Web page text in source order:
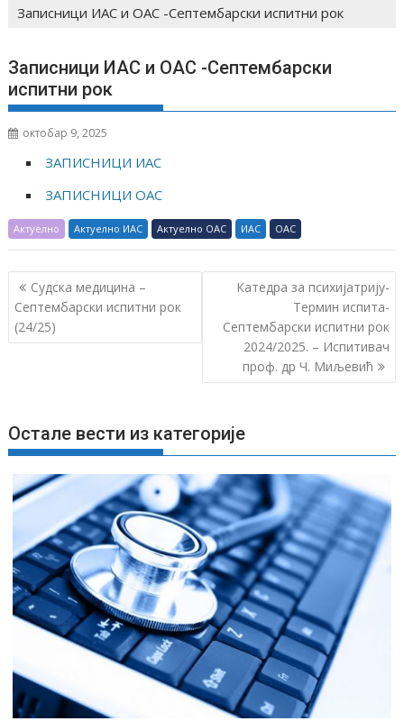
Записници ИАС и ОАС -Септембарски испитни рок
Записници ИАС и ОАС -Септембарски
испитни рок
октобар 9, 2025
ЗАПИСНИЦИ ИАС
ЗАПИСНИЦИ ОАС
Актуелно Актуелно ИАС Актуелно ОАС ИАС ОАС
К
р
е
е
ч
л
а
к
а
Судска медицина –
Септембарски испитни рок
(24/25)
Катедра за психијатрију-
Термин испита-
Септембарски испитни рок
2024/2025. – Испитивач
проф. др Ч. Миљевић
Остале вести из категорије